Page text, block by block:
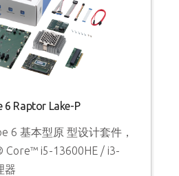
6 Raptor Lake-P
6 基本型原 型设计套件，
Core™ i5-13600HE / i3-
器